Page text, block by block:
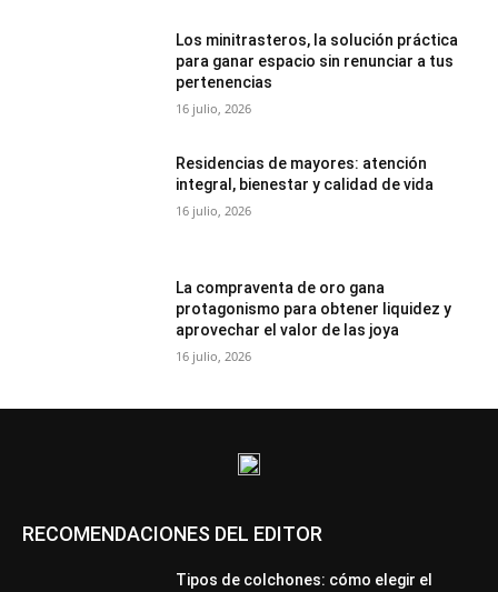
Los minitrasteros, la solución práctica
para ganar espacio sin renunciar a tus
pertenencias
16 julio, 2026
Residencias de mayores: atención
integral, bienestar y calidad de vida
16 julio, 2026
La compraventa de oro gana
protagonismo para obtener liquidez y
aprovechar el valor de las joya
16 julio, 2026
RECOMENDACIONES DEL EDITOR
Tipos de colchones: cómo elegir el